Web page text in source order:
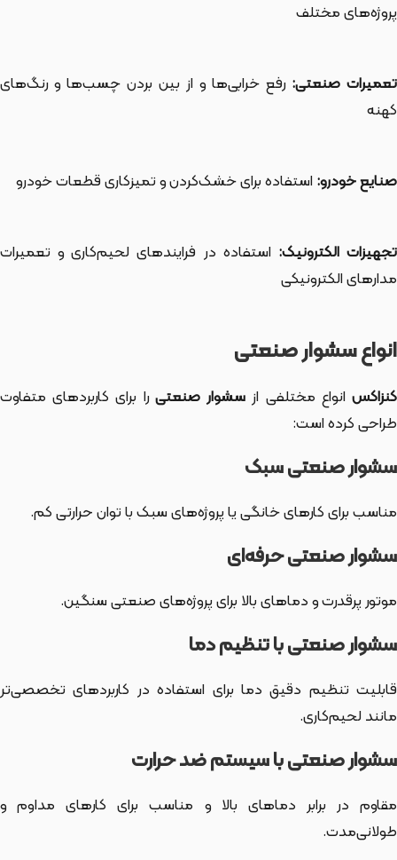
پروژه‌های مختلف
تعمیرات صنعتی: رفع خرابی‌ها و از بین بردن چسب‌ها و رنگ‌های
کهنه
صنایع خودرو:استفاده برای خشک‌کردن و تمیزکاری قطعات خودرو
تجهیزات الکترونیک: استفاده در فرایندهای لحیم‌کاری و تعمیرات
مدارهای الکترونیکی
انواع سشوار صنعتی
کنزاکسانواع مختلفی از سشوار صنعتی را برای کاربردهای متفاوت
طراحی کرده است:
سشوار صنعتی سبک
مناسب برای کارهای خانگی یا پروژه‌های سبک با توان حرارتی کم.
سشوار صنعتی حرفه‌ای
موتور پرقدرت و دماهای بالا برای پروژه‌های صنعتی سنگین.
سشوار صنعتی با تنظیم دما
قابلیت تنظیم دقیق دما برای استفاده در کاربردهای تخصصی‌تر
مانند لحیم‌کاری.
سشوار صنعتی با سیستم ضد حرارت
مقاوم در برابر دماهای بالا و مناسب برای کارهای مداوم و
طولانی‌مدت.